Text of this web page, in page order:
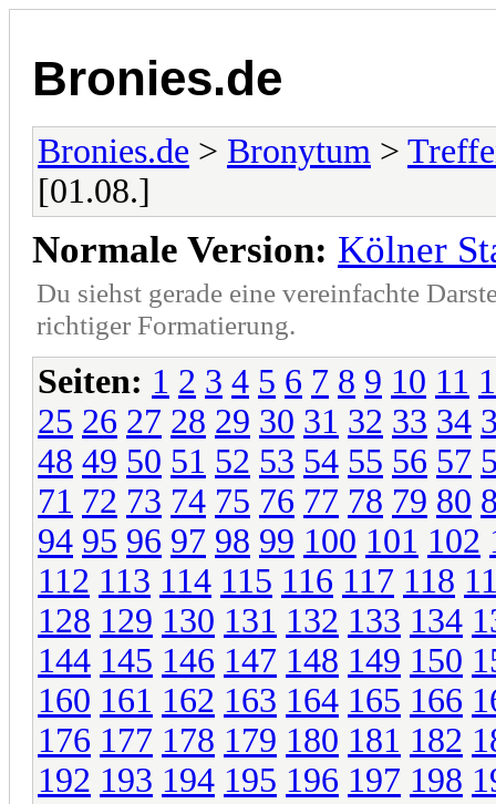
Bronies.de
Bronies.de > Bronytum >
[01.08.]
Normale Version: Kölner
Du siehst gerade eine vereinfachte
richtiger Formatierung.
Seiten: 1 2 3 4 5 6 7 8 9 10 11
25 26 27 28 29 30 31 32 33 34
48 49 50 51 52 53 54 55 56 57
71 72 73 74 75 76 77 78 79 80
94 95 96 97 98 99 100 101 102
112 113 114 115 116 117 118
128 129 130 131 132 133 134
144 145 146 147 148 149 150
160 161 162 163 164 165 166
176 177 178 179 180 181 182
192 193 194 195 196 197 198